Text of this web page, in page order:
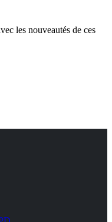
les nouveautés de ces